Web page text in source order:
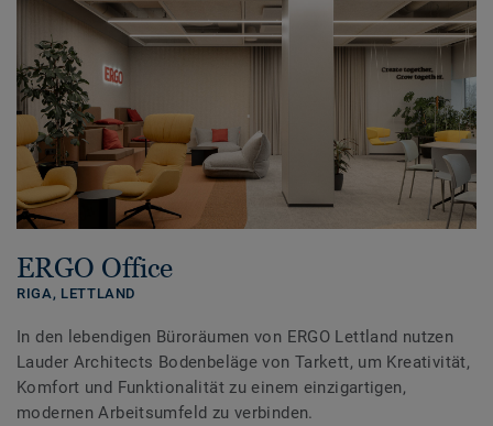
ERGO Office
RIGA, LETTLAND
In den lebendigen Büroräumen von ERGO Lettland nutzen
Lauder Architects Bodenbeläge von Tarkett, um Kreativität,
Komfort und Funktionalität zu einem einzigartigen,
modernen Arbeitsumfeld zu verbinden.